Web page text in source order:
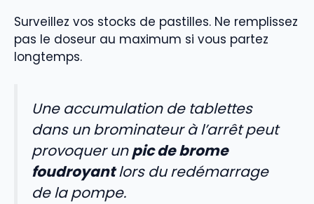
Surveillez vos stocks de pastilles. Ne remplissez
pas le doseur au maximum si vous partez
longtemps.
Une accumulation de tablettes
dans un brominateur à l’arrêt peut
provoquer unpic de brome
foudroyantlors du redémarrage
de la pompe.